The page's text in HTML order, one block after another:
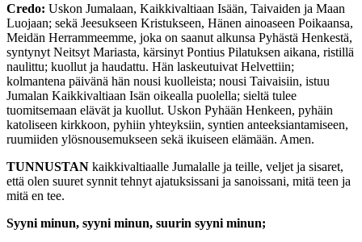
Credo: Uskon Jumalaan, Kaikkivaltiaan Isään, Taivaiden ja Maan
Luojaan; sekä Jeesukseen Kristukseen, Hänen ainoaseen Poikaansa,
Meidän Herrammeemme, joka on saanut alkunsa Pyhästä Henkestä,
syntynyt Neitsyt Mariasta, kärsinyt Pontius Pilatuksen aikana, ristillä
naulittu; kuollut ja haudattu. Hän laskeutuivat Helvettiin;
kolmantena päivänä hän nousi kuolleista; nousi Taivaisiin, istuu
Jumalan Kaikkivaltiaan Isän oikealla puolella; sieltä tulee
tuomitsemaan elävät ja kuollut. Uskon Pyhään Henkeen, pyhäin
katoliseen kirkkoon, pyhiin yhteyksiin, syntien anteeksiantamiseen,
ruumiiden ylösnousemukseen sekä ikuiseen elämään. Amen.
TUNNUSTAN kaikkivaltiaalle Jumalalle ja teille, veljet ja sisaret,
että olen suuret synnit tehnyt ajatuksissani ja sanoissani, mitä teen ja
mitä en tee.
Syyni minun, syyni minun, suurin syyni minun;